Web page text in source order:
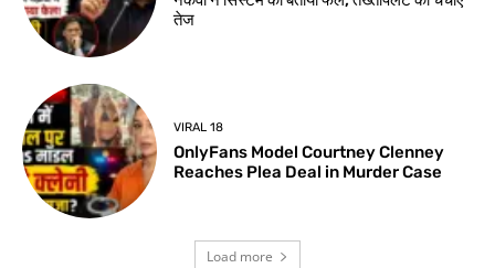
तेज
VIRAL 18
OnlyFans Model Courtney Clenney
Reaches Plea Deal in Murder Case
Load more